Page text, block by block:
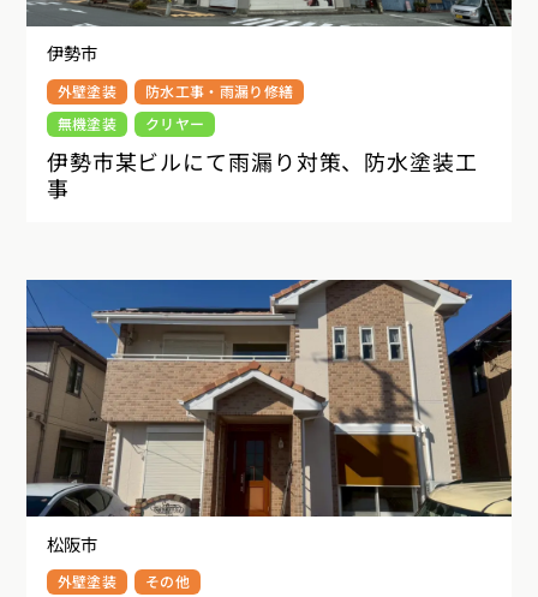
伊勢市
外壁塗装
防水工事・雨漏り修繕
無機塗装
クリヤー
伊勢市某ビルにて雨漏り対策、防水塗装工
事
松阪市
外壁塗装 その他